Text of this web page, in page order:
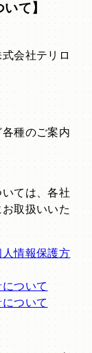
て】
会社テリロ
種のご案内
ては、各社
取扱いいた
情報保護方
ついて
ついて